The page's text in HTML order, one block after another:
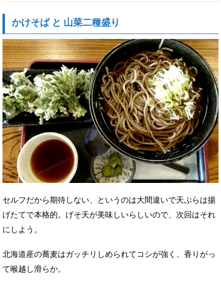
かけそば と 山菜二種盛り
セルフだから期待しない、というのは大間違いで天ぷらは揚
げたてで本格的。げそ天が美味しいらしいので、次回はそれ
にしよう。
北海道産の蕎麦はガッチリしめられてコシが強く、香りがっ
て喉越し滑らか。